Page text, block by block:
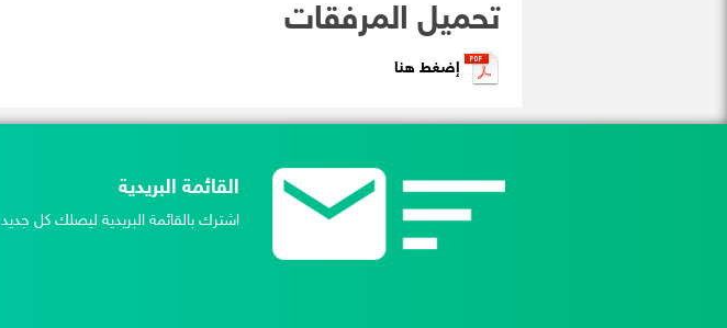
تحميل المرفقات
إضغط هنا
القائمة البريدية
اشترك بالقائمة البريدية ليصلك كل جديد